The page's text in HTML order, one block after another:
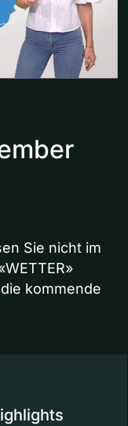
Sie nicht im
kommende